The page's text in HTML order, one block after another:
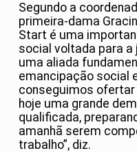
Segundo a
primeira-dama
Start é uma
social voltada para a
uma aliada
emancipação social
conseguimos
hoje uma grande
qualificada,
amanhã serem
trabalho”, diz.